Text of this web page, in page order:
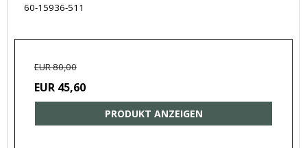
60-15936-511
EUR 80,00
EUR 45,60
PRODUKT ANZEIGEN